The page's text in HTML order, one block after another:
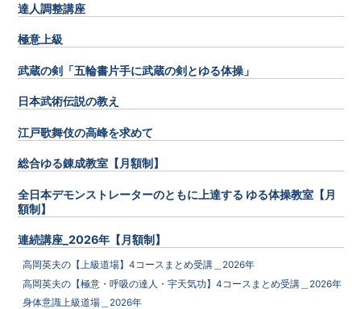
達人調整講座
極意上級
武蔵の剣「五輪書片手に武蔵の剣とゆる体操」
日本武術伝説の教え
江戸歌舞伎の高峰を求めて
総合ゆる錬成教室【月額制】
全日本デモンストレーターのともに上達する ゆる体操教室【月
額制】
連続講座_2026年【月額制】
高岡英夫の【上級道場】4コースまとめ受講＿2026年
高岡英夫の【極意・呼吸の達人・宇天気功】4コースまとめ受講＿2026年
身体意識上級道場＿2026年